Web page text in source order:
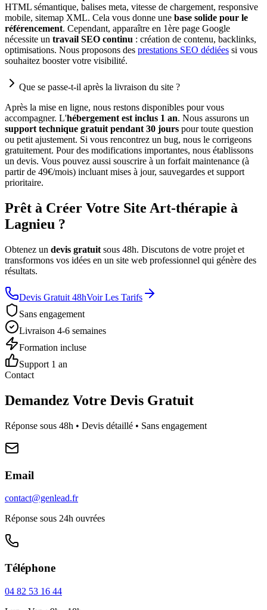
HTML sémantique, balises meta, vitesse de chargement, responsive
mobile, sitemap XML. Cela vous donne une base solide pour le
référencement. Cependant, apparaître en 1ère page Google
nécessite un travail SEO continu : création de contenu, backlinks,
optimisations. Nous proposons des prestations SEO dédiées si vous
souhaitez booster votre visibilité.
Que se passe-t-il après la livraison du site ?
Après la mise en ligne, nous restons disponibles pour vous
accompagner. L'hébergement est inclus 1 an. Nous assurons un
support technique gratuit pendant 30 jours pour toute question
ou petit ajustement. Si vous rencontrez un bug, nous le corrigeons
gratuitement. Pour des modifications importantes, nous établissons
un devis. Vous pouvez aussi souscrire à un forfait maintenance (à
partir de 49€/mois) incluant mises à jour, sauvegardes et support
prioritaire.
Prêt à Créer Votre Site Art-thérapie à
Lagnieu ?
Obtenez un devis gratuit sous 48h. Discutons de votre projet et
transformons vos idées en un site web professionnel qui génère des
résultats.
Devis Gratuit 48hVoir Les Tarifs
Sans engagement
Livraison 4-6 semaines
Formation incluse
Support 1 an
Contact
Demandez Votre Devis Gratuit
Réponse sous 48h • Devis détaillé • Sans engagement
Email
contact@genlead.fr
Réponse sous 24h ouvrées
Téléphone
04 82 53 16 44